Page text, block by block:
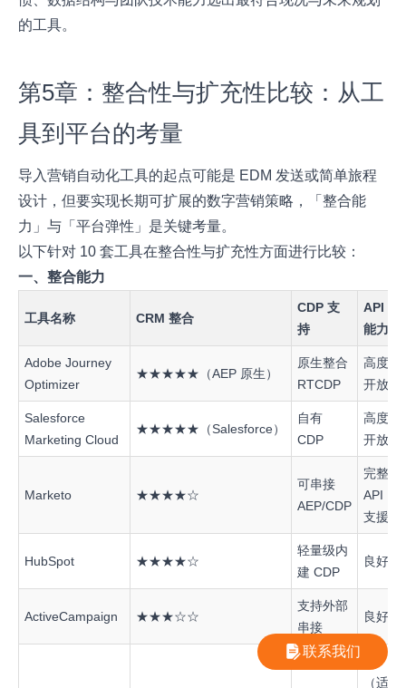
的工具。
第5章：整合性与扩充性比较：从工
具到平台的考量
导入营销自动化工具的起点可能是 EDM 发送或简单旅程
设计，但要实现长期可扩展的数字营销策略，「整合能
力」与「平台弹性」是关键考量。
以下针对 10 套工具在整合性与扩充性方面进行比较：
一、整合能力
工具名称 CRM整合
CDP支
持
API
能力
Adobe Journey
Optimizer
★★★★★（AEP 原生）
原生整合
RTCDP
高度
开放
Salesforce
Marketing Cloud
★★★★★（Salesforce）
自有
CDP
高度
开放
Marketo ★★★★☆
可串接
AEP/CDP
完整
API
支援
HubSpot ★★★★☆
轻量级内
建 CDP
良好
ActiveCampaign ★★★☆☆
支持外部
串接
良好
（适
联系我们